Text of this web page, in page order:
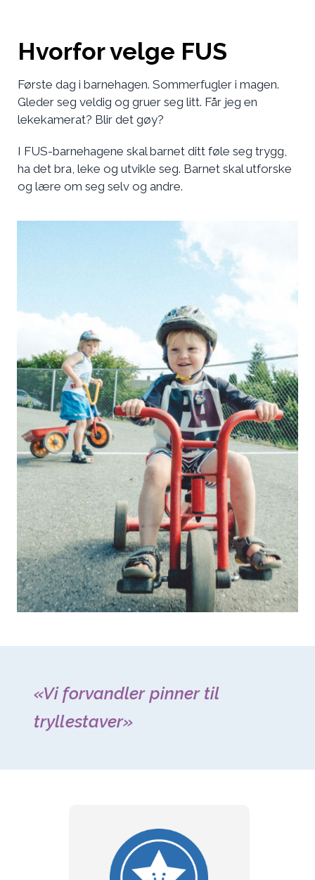
Hvorfor velge FUS
Første dag i barnehagen. Sommerfugler i magen.
Gleder seg veldig og gruer seg litt. Får jeg en
lekekamerat? Blir det gøy?
I FUS-barnehagene skal barnet ditt føle seg trygg,
ha det bra, leke og utvikle seg. Barnet skal utforske
og lære om seg selv og andre.
«Vi forvandler pinner til
tryllestaver»
Barnet først